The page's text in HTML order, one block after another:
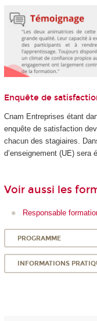
Enquête de
Cnam Entreprises étant
enquête de satisfaction
chacun des stagiaires.
d’enseignement (UE) sera
Voir aussi les
Responsable
PROGRAMME
INFORMATIONS